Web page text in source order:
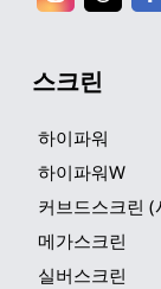
스크린
하이파워
하이파워W
커브드스크린 (
메가스크린
실버스크린